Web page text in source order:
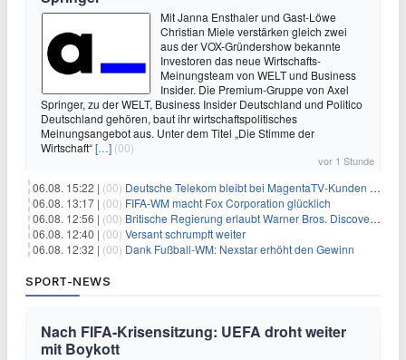
Mit Janna Ensthaler und Gast-Löwe
Christian Miele verstärken gleich zwei
aus der VOX-Gründershow bekannte
Investoren das neue Wirtschafts-
Meinungsteam von WELT und Business
Insider. Die Premium-Gruppe von Axel
Springer, zu der WELT, Business Insider Deutschland und Politico
Deutschland gehören, baut ihr wirtschaftspolitisches
Meinungsangebot aus. Unter dem Titel „Die Stimme der
Wirtschaft“[…] (00)
vor 1 Stunde
06.08. 15:22 | (00) Deutsche Telekom bleibt bei MagentaTV-Kunden vage
06.08. 13:17 | (00) FIFA-WM macht Fox Corporation glücklich
06.08. 12:56 | (00) Britische Regierung erlaubt Warner Bros. Discovery-Übernahme
06.08. 12:40 | (00) Versant schrumpft weiter
06.08. 12:32 | (00) Dank Fußball-WM: Nexstar erhöht den Gewinn
SPORT-NEWS
Nach FIFA-Krisensitzung: UEFA droht weiter
mit Boykott